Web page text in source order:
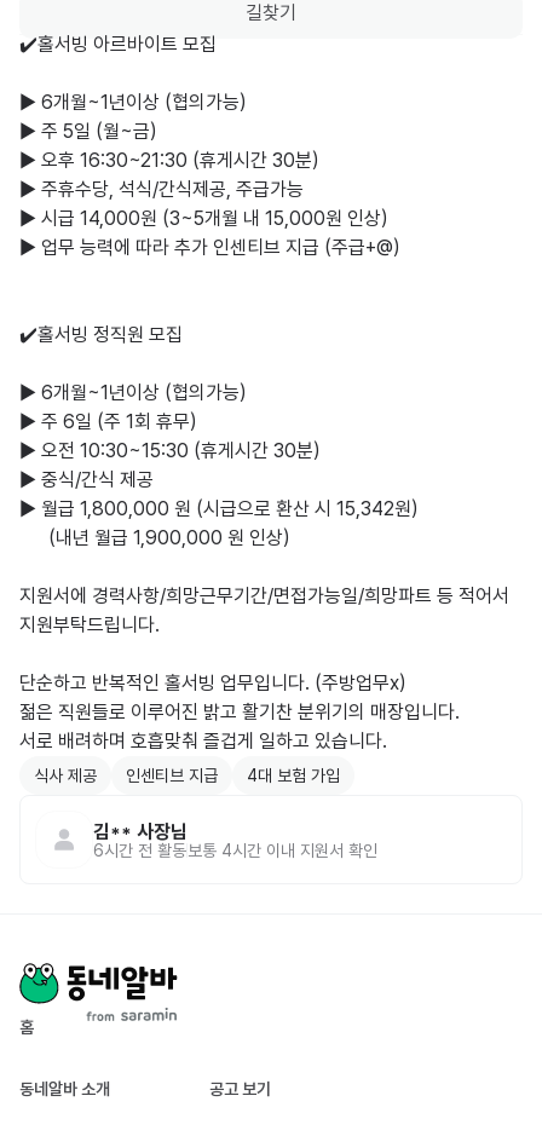
길찾기
✔️홀서빙 아르바이트 모집
▶️ 6개월~1년이상 (협의가능)
▶️ 주 5일 (월~금)
▶️ 오후 16:30~21:30 (휴게시간 30분)
▶️ 주휴수당, 석식/간식제공, 주급가능
▶️ 시급 14,000원 (3~5개월 내 15,000원 인상)
▶️ 업무 능력에 따라 추가 인센티브 지급 (주급+@)
✔️홀서빙 정직원 모집
▶️ 6개월~1년이상 (협의가능)
▶️ 주 6일 (주 1회 휴무)
▶️ 오전 10:30~15:30 (휴게시간 30분)
▶️ 중식/간식 제공
▶️ 월급 1,800,000 원 (시급으로 환산 시 15,342원)
지원서에 경력사항/희망근무기간/면접가능일/희망파트 등 적어서
지원부탁드립니다.
단순하고 반복적인 홀서빙 업무입니다. (주방업무x)
젊은 직원들로 이루어진 밝고 활기찬 분위기의 매장입니다.
서로 배려하며 호흡맞춰 즐겁게 일하고 있습니다.
식사 제공 인센티브 지급 4대 보험 가입
김** 사장님
6시간 전 활동 보통 4시간 이내 지원서 확인
홈
동네알바 소개 공고 보기